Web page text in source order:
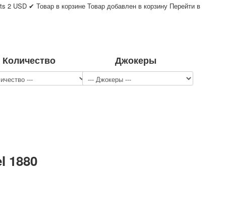
2 USD ✔ Товар в корзине Товар добавлен в корзину Перейти в
Количество Джокеры
1880